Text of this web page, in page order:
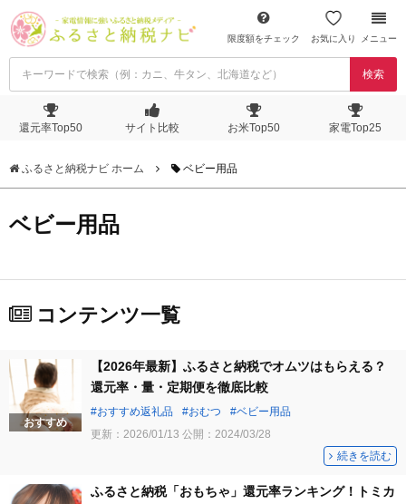
限度額をチェック お気に入り メニュー
検索
還元率Top50 サイト比較 お米Top50 家電Top25
ふるさと納税ナビ ホーム ベビー用品
ベビー用品
コンテンツ一覧
【2026年最新】ふるさと納税でオムツはもらえる？
還元率・量・定期便を徹底比較
おすすめ返礼品 おむつ
ベビー用品
更新： 2026/01/13 公開： 2024/03/28
続きを読む
おすすめ
ふるさと納税「おもちゃ」還元率ランキング！トミカ